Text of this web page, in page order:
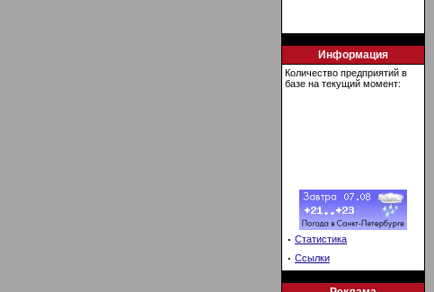
Информация
Количество предприятий в
базе на текущий момент:
· Статистика
· Ссылки